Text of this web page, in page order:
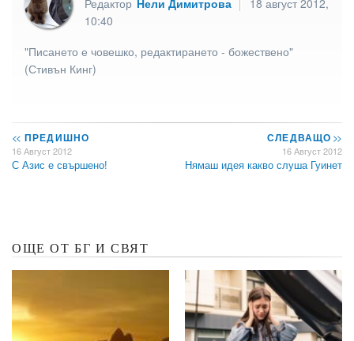
Редактор Нели Димитрова
18 август 2012,
10:40
"Писането е човешко, редактирането - божествено"
(Стивън Кинг)
<< ПРЕДИШНО
16 Август 2012
С Азис е свършено!
СЛЕДВАЩО>>
16 Август 2012
Нямаш идея какво слуша Гуинет
ОЩЕ ОТ БГ И СВЯТ